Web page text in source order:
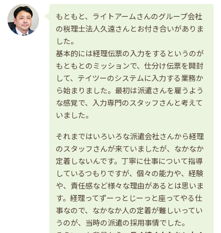
もともと、ライトアームさんのグループ会社
の税理士法人久遠さんとお付き合いがありま
した。
基本的には経理伝票の入力をするというのが
もともとのミッションで、仕分け伝票を開封
して、テイツーのシステムに入力する業務か
ら始まりました。最初は派遣さんを雇うよう
な感覚で、入力専門のスタッフさんと考えて
いました。
それまではいろいろな派遣会社さんから経理
のスタッフさんが来ていましたが、なかなか
定着しないんです。丁寧に仕事について指導
しているつもりですが、個々の能力や、経験
や、責任感など様々な理由があるとは思いま
す。経理ってずーっとじーっと座ってやる仕
事なので、なかなか人の定着が難しいってい
うのが、当時の派遣の採用事情でした。